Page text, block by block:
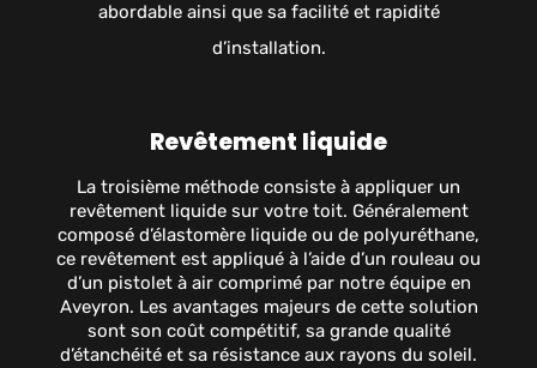
abordable ainsi que sa facilité et rapidité
d’installation.
Revêtement liquide
La troisième méthode consiste à appliquer un
revêtement liquide sur votre toit. Généralement
composé d’élastomère liquide ou de polyuréthane,
ce revêtement est appliqué à l’aide d’un rouleau ou
d’un pistolet à air comprimé par notre équipe en
Aveyron. Les avantages majeurs de cette solution
sont son coût compétitif, sa grande qualité
d’étanchéité et sa résistance aux rayons du soleil.